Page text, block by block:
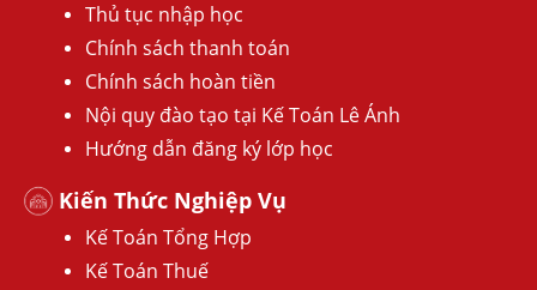
Thủ tục nhập học
Chính sách thanh toán
Chính sách hoàn tiền
Nội quy đào tạo tại Kế Toán Lê Ánh
Hướng dẫn đăng ký lớp học
Kiến Thức Nghiệp Vụ
Kế Toán Tổng Hợp
Kế Toán Thuế